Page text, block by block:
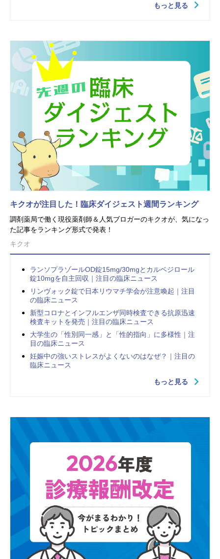
もっと見る
キクオが注目した！臨床ダイジェスト週間ランキング
調剤薬局で働く現役薬剤師＆人気ブロガーのキクオが、気になっ
た記事をランキング形式で発表！
キクオ
ランソプラゾールOD錠15mg/30mgとカルベジロール
錠10mgを自主回収｜注目の臨床ニュース
リンヴォック錠で日本リウマチ学会が注意喚起｜注目
の臨床ニュース
新型コロナとインフルエンザ同時検査できる抗原迅速
検査キットを発売｜注目の臨床ニュース
大学生の「性別同一感」と「性的指向」に多様性｜注
目の臨床ニュース
妊娠中の強いストレスがよくないのはなぜ？｜注目の
臨床ニュース
もっと見る